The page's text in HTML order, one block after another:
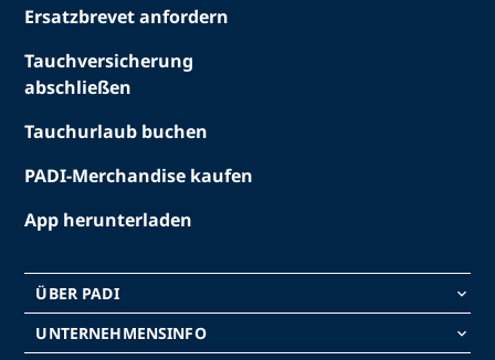
Ersatzbrevet anfordern
Tauchversicherung
abschließen
Tauchurlaub buchen
PADI-Merchandise kaufen
App herunterladen
ÜBER PADI keyboard_arrow_down
UNTERNEHMENSINFO keyboard_arrow_down